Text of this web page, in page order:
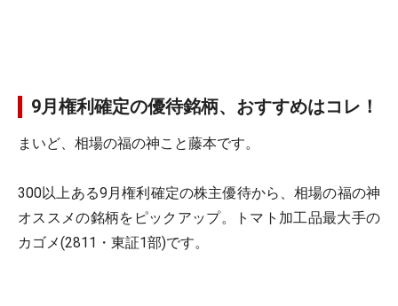
9月権利確定の優待銘柄、おすすめはコレ！
まいど、相場の福の神こと藤本です。
300以上ある9月権利確定の株主優待から、相場の福の神
オススメの銘柄をピックアップ。トマト加工品最大手の
カゴメ(2811・東証1部)です。